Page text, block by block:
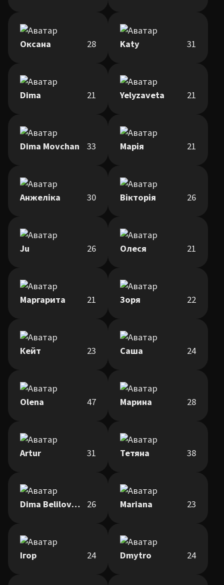
Оксана 28 Katy 31
Dima 21 Yelyzaveta 21
Dima Movchan 33 Марія 21
Анжеліка 30 Вікторія 26
Ju 26 Олеся 21
Маргарита 21 Зоря 22
Кейт 23 Саша 24
Olena 47 Марина 28
Artur 31 Тетяна 38
Dima Belilovskiy 26 Mariana 23
Ігор 24 Dmytro 24